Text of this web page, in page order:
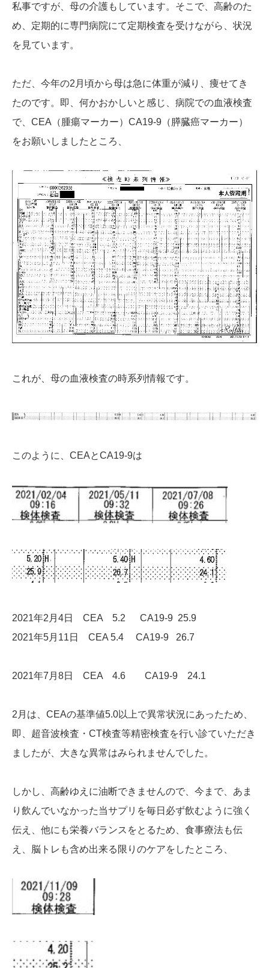
私事ですが、母の介護もしています。そこで、高齢のた
め、定期的に専門病院にて定期検査を受けながら、状況
を見ています。
ただ、今年の2月頃から母は急に体重が減り、痩せてき
たのです。即、何かおかしいと感じ、病院での血液検査
で、CEA（腫瘍マーカー）CA19-9（膵臓癌マーカー）
をお願いしましたところ、
これが、母の血液検査の時系列情報です。
このように、CEAとCA19-9は
2021年2月4日 CEA 5.2 CA19-9 25.9
2021年5月11日 CEA 5.4 CA19-9 26.7
2021年7月8日 CEA 4.6 CA19-9 24.1
2月は、CEAの基準値5.0以上で異常状況にあったため、
即、超音波検査・CT検査等精密検査を行い診ていただき
ましたが、大きな異常はみられませんでした。
しかし、高齢ゆえに油断できませんので、今まで、あま
り飲んでいなかった当サプリを毎日必ず飲むように強く
伝え、他にも栄養バランスをとるため、食事療法も伝
え、脳トレも含め出来る限りのケアをしたところ、